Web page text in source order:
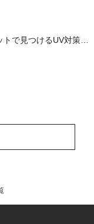
で見つけるUV対策ウ